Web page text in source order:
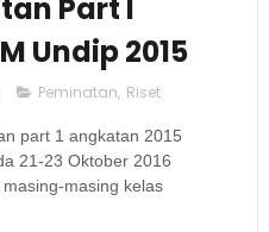
Part I
Undip 2015
Peminatan, Riset
part 1 angkatan 2015
21-23 Oktober 2016
masing kelas